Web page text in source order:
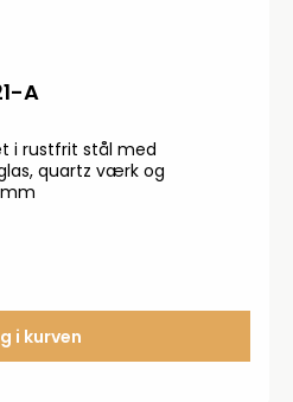
A
i rustfrit stål med
quartz værk og
i kurven